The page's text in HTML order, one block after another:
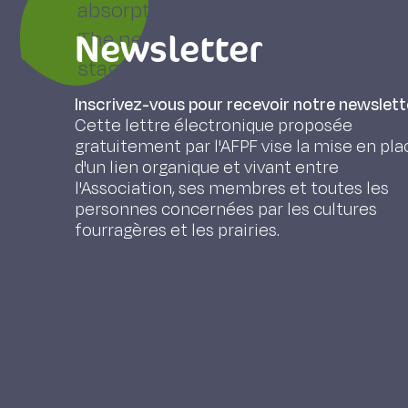
absorption kinetics, which is
The need for nitrogen is greatest
stages.
SOËNEN B., Bouthier A. (2016).
fourrage : un levier pour améliorer sa
Newsletter
Inscrivez-vous pour recevoir notre
Cette lettre électronique proposée
gratuitement par l'AFPF vise la mise en
d'un lien organique et vivant entre
l'Association, ses membres et toutes les
personnes concernées par les cultures
fourragères et les prairies.